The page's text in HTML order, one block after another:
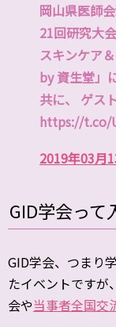
岡山県医師
21回研究大
スキンケア
by 資生堂」
共に、 ゲス
https://t.co/
2019年03月
GID学会って
GID学会、つまり
たイベントですが
会や当事者全国交